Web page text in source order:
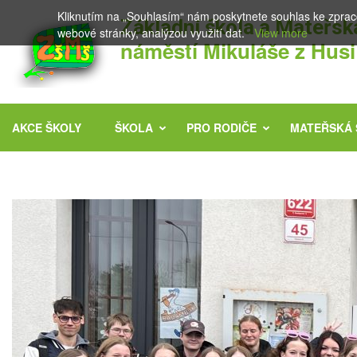
obsah
(stiskněte
Základní škola a
náměstí Mikuláše z
AKCE ŠKOLY ŠKOLA PRO RODIČE MATEŘSKÁ
Kliknutím na „Souhlasím“ nám poskytnete souhlas ke
webové stránky, analýzou využití dat.View more